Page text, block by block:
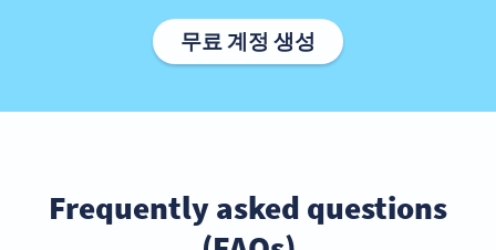
무료 계정 생성
Frequently asked questions